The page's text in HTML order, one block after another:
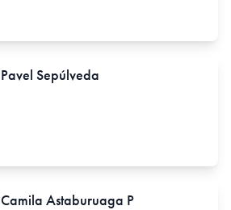
Pavel Sepúlveda
Camila Astaburuaga P